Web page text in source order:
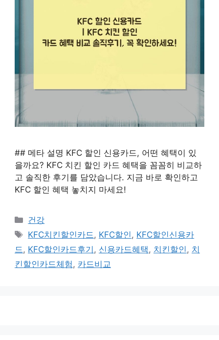
## 메타 설명 KFC 할인 신용카드, 어떤 혜택이 있
을까요? KFC 치킨 할인 카드 혜택을 꼼꼼히 비교하
고 솔직한 후기를 담았습니다. 지금 바로 확인하고
KFC 할인 혜택 놓치지 마세요!
카
테
리
건강
태
그
KFC치킨할인카드 , KFC할인 , KFC할인신용카
드 , KFC할인카드후기 , 신용카드혜택 , 치킨할인 , 치
킨할인카드체험 , 카드비교